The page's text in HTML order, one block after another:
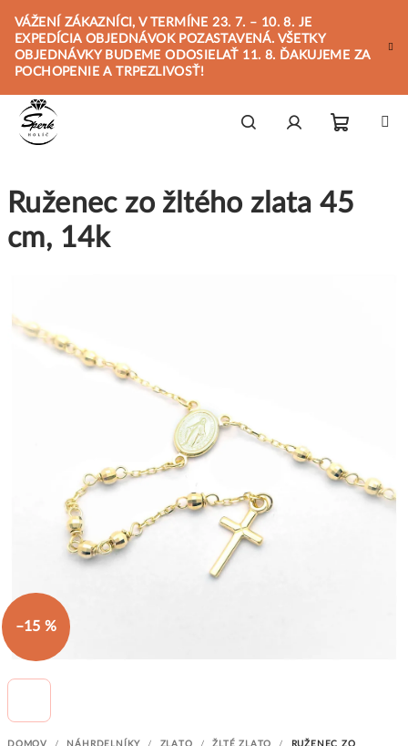
obsah
VÁŽENÍ ZÁKAZNÍCI, V TERMÍNE 23. 7. – 10. 8. JE
EXPEDÍCIA OBJEDNÁVOK POZASTAVENÁ. VŠETKY
OBJEDNÁVKY BUDEME ODOSIELAŤ 11. 8. ĎAKUJEME ZA
POCHOPENIE A TRPEZLIVOSŤ!
košík
DOMOV / NÁHRDELNÍKY / ZLATO / ŽLTÉ ZLATO /
RUŽENEC ZO
Ruženec zo žltého zlata 45
cm, 14k
–15 %